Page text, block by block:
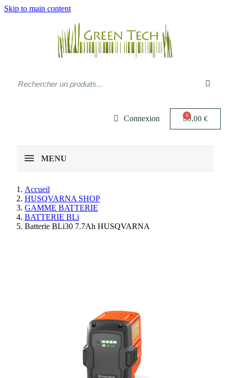
Skip to main content
Connexion 0,00 €
MENU
Accueil
HUSQVARNA SHOP
GAMME BATTERIE
BATTERIE BLi
Batterie BLi30 7.7Ah HUSQVARNA